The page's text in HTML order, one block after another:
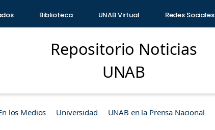
Biblioteca UNAB Virtual Redes Sociales
Repositorio Noticias
UNAB
los Medios Universidad UNAB en la Prensa Nacional